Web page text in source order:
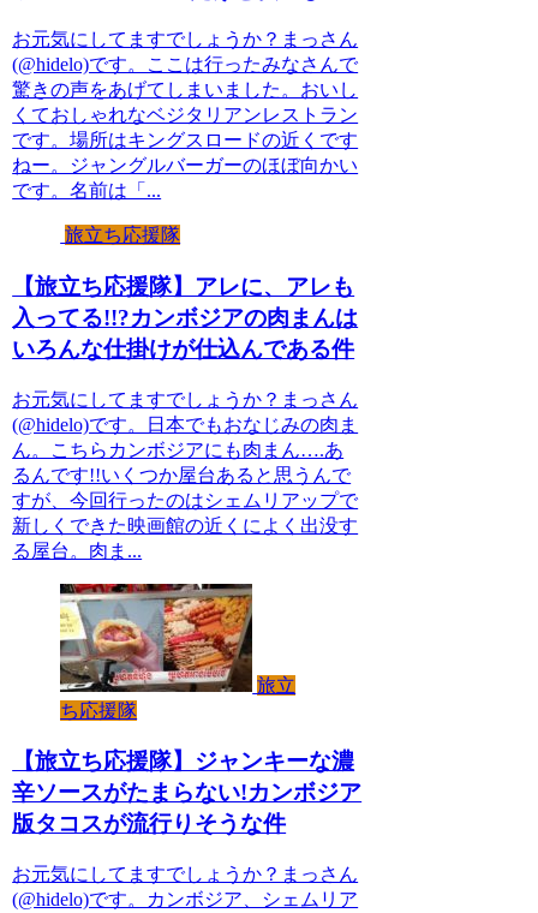
お元気にしてますでしょうか？まっさん
(@hidelo)です。ここは行ったみなさんで
驚きの声をあげてしまいました。おいし
くておしゃれなベジタリアンレストラン
です。場所はキングスロードの近くです
ねー。ジャングルバーガーのほぼ向かい
です。名前は「...
旅立ち応援隊
【旅立ち応援隊】アレに、アレも
入ってる!!?カンボジアの肉まんは
いろんな仕掛けが仕込んである件
お元気にしてますでしょうか？まっさん
(@hidelo)です。日本でもおなじみの肉ま
ん。こちらカンボジアにも肉まん….あ
るんです!!いくつか屋台あると思うんで
すが、今回行ったのはシェムリアップで
新しくできた映画館の近くによく出没す
る屋台。肉ま...
旅立
ち応援隊
【旅立ち応援隊】ジャンキーな濃
辛ソースがたまらない!カンボジア
版タコスが流行りそうな件
お元気にしてますでしょうか？まっさん
(@hidelo)です。カンボジア、シェムリア